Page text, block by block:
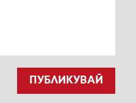
ПУБЛИКУВАЙ